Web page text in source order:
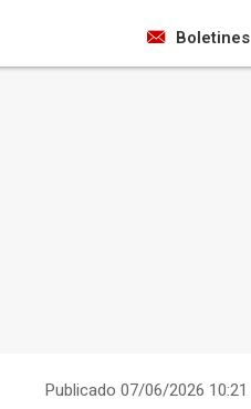
Boletines
Publicado 07/06/2026 10:21